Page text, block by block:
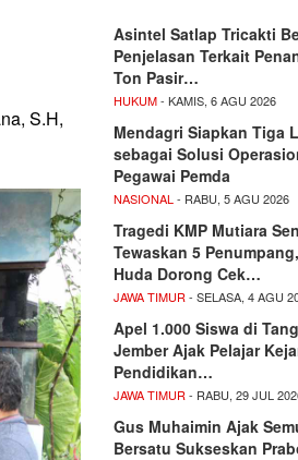
S.H,
Asintel Satlap Tricakti
Penjelasan Terkait
Ton Pasir…
HUKUM- KAMIS, 6 AGU 2026
Mendagri Siapkan Tiga
sebagai Solusi
Pegawai Pemda
NASIONAL - RABU, 5 AGU 2026
Tragedi KMP Mutiara
Tewaskan 5
Huda Dorong Cek…
JAWA TIMUR - SELASA, 4 AGU
Apel 1.000 Siswa di
Jember Ajak Pelajar
Pendidikan…
JAWA TIMUR - RABU, 29 JUL
Gus Muhaimin Ajak
Bersatu Sukseskan